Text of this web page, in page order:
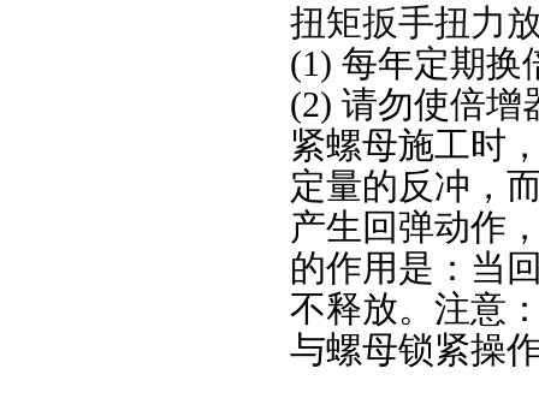
扭矩扳手扭力
(1) 每年定期换
(2) 请勿使倍增
紧螺母施工时
定量的反冲，
产生回弹动作
的作用是：当
不释放。注意
与螺母锁紧操